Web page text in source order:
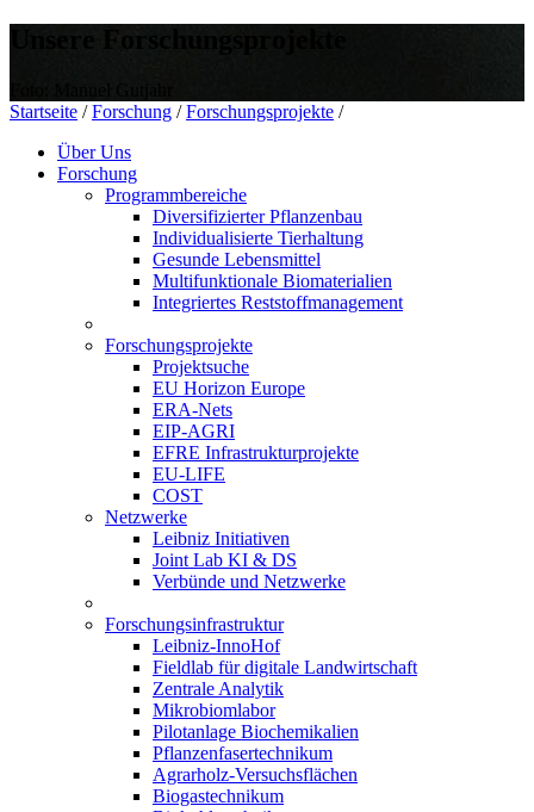
Unsere Forschungsprojekte
Startseite / Forschung / Forschungsprojekte /
Über Uns
Forschung
Programmbereiche
Diversifizierter Pflanzenbau
Individualisierte Tierhaltung
Gesunde Lebensmittel
Multifunktionale Biomaterialien
Integriertes Reststoffmanagement
Forschungsprojekte
Projektsuche
EU Horizon Europe
ERA-Nets
EIP-AGRI
EFRE Infrastrukturprojekte
EU-LIFE
COST
Netzwerke
Leibniz Initiativen
Joint Lab KI & DS
Verbünde und Netzwerke
Forschungsinfrastruktur
Leibniz-InnoHof
Fieldlab für digitale Landwirtschaft
Zentrale Analytik
Mikrobiomlabor
Pilotanlage Biochemikalien
Pflanzenfasertechnikum
Agrarholz-Versuchsflächen
Biogastechnikum